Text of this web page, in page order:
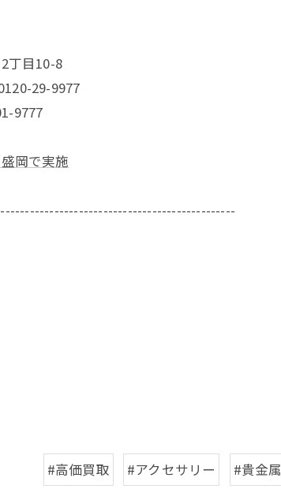
丁目10-8
29-9977
9777
岡で実施
#高価買取 #アクセサリー #貴金属